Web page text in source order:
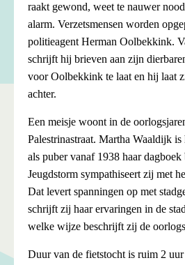
raakt gewond, weet te nauwer
alarm. Verzetsmensen worden
politieagent Herman Oolbekkink.
schrijft hij brieven aan zijn
voor Oolbekkink te laat en hij laat
achter.
Een meisje woont in de
Palestrinastraat. Martha Waaldijk
als puber vanaf 1938 haar
Jeugdstorm sympathiseert zij met
Dat levert spanningen op met
schrijft zij haar ervaringen in de
welke wijze beschrijft zij de
Duur van de fietstocht is ruim 2